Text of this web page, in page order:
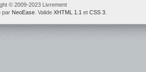
© 2009-2023 Livrement
par NeoEase . Valide XHTML 1.1 et CSS 3